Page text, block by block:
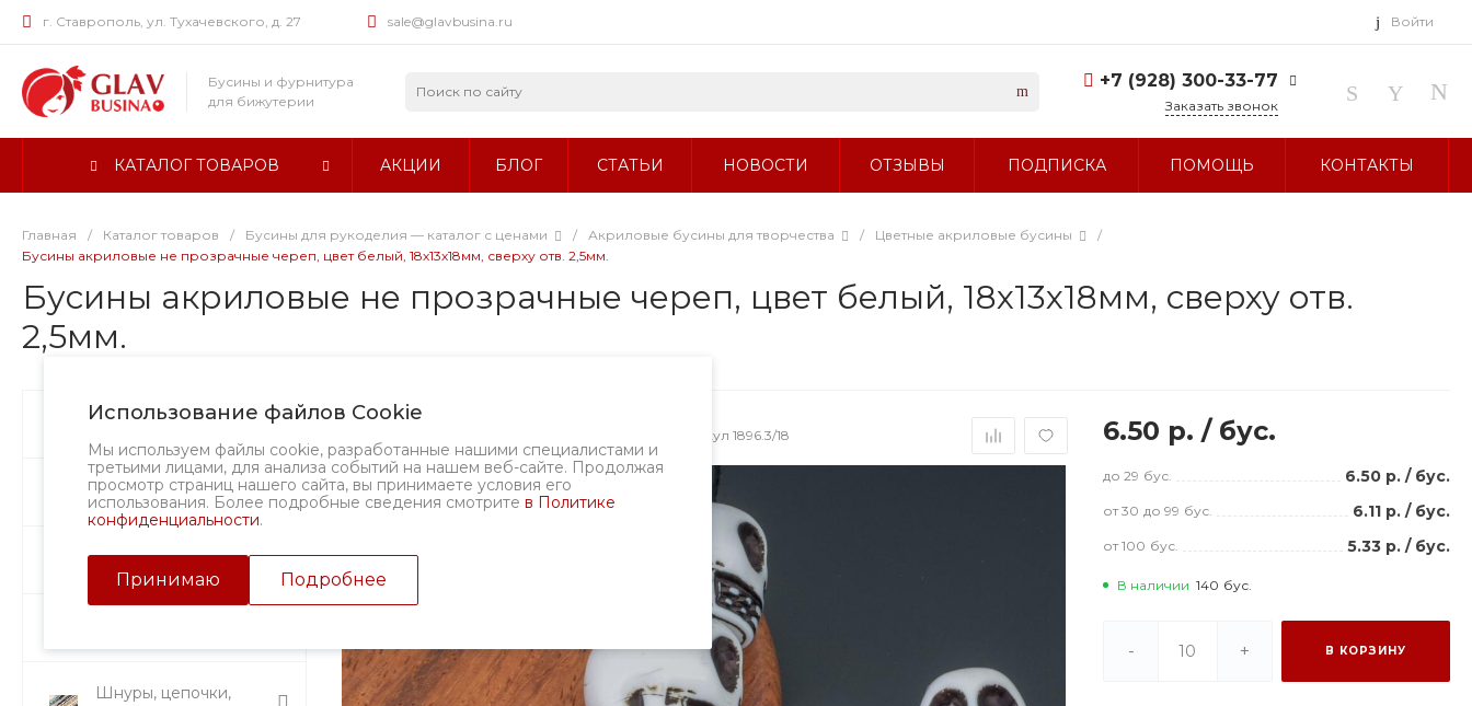
г. Ставрополь, ул. Тухачевского, д. 27 sale@glavbusina.ru Войти
Бусины и фурнитура
для бижутерии
+7 (928) 300-33-77
г. Ставрополь, ул.
sale@glavbusina.ru
Заказать звонок
КАТАЛОГ ТОВАРОВ АКЦИИ БЛОГ СТАТЬИ НОВОСТИ ОТЗЫВЫ ПОДПИСКА ПОМОЩЬ КОНТАКТЫ
Главная / Каталог товаров / Бусины для рукоделия — каталог с ценами / Акриловые бусины для творчества / Цветные акриловые бусины
/
Бусины акриловые не прозрачные череп, цвет белый, 18х13х18мм, сверху отв. 2,5мм.
Бусины акриловые не прозрачные череп, цвет белый, 18х13х18мм, сверху отв.
2,5мм.
Использование файлов Cookie
Мы используем файлы cookie, разработанные нашими специалистами и
третьими лицами, для анализа событий на нашем веб-сайте. Продолжая
просмотр страниц нашего сайта, вы принимаете условия его
использования. Более подробные сведения смотрите в Политике
конфиденциальности.
Принимаю Подробнее
Бусины
Фурнитура
Подвески и кулоны
Шнуры, цепочки,
Артикул 1896.3/18 6.50 р./ бус.
до 29 бус. 6.50 р. / бус.
от 30 до 99 бус. 6.11 р. / бус.
от 100 бус. 5.33 р. / бус.
В наличии 140 бус.
- + В КОРЗИНУ